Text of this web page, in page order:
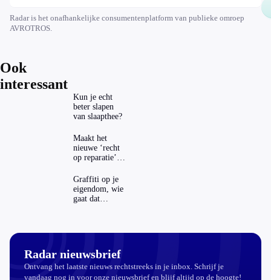
Radar is het onafhankelijke consumentenplatform van publieke omroep
AVROTROS.
Ook
interessant
Kun je echt
beter slapen
van slaapthee?
Maakt het
nieuwe ‘recht
op reparatie’
echt
aantrekkelijker?
Graffiti op je
eigendom, wie
gaat dat
Radar nieuwsbrief
Ontvang het laatste nieuws rechtstreeks in je inbox. Schrijf je
vandaag nog in voor onze nieuwsbrief en blijf altijd op de hoogte!